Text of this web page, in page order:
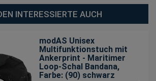
INTERESSIERTE AUCH
modAS Unisex
Multifunktionstuch mit
Ankerprint - Maritimer
Loop-Schal Bandana,
Farbe: (90) schwarz